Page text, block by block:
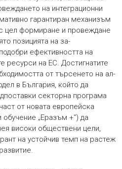
на интеграционни
гарантиран механизъм
цел формиране и провеждане
позицията на за-
ефективността на
ресурси на ЕС. Достигнатите
от търсенето на ал-
в България, който да
секторна програма
от новата европейска
„Еразъм +“) да
високи обществени цели,
на устойчив темп на растеж